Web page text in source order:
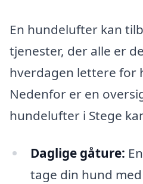
En hundelufter kan
tjenester, der alle er
hverdagen lettere for
Nedenfor er en
hundelufter i Stege
Daglige gåture:
tage din hund